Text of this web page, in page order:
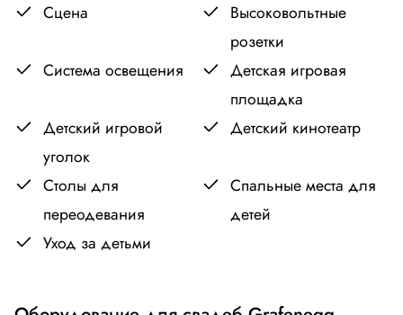
Сцена
Высоковольтные
розетки
Система освещения
Детская игровая
площадка
Детский игровой
уголок
Детский кинотеатр
Столы для
переодевания
Спальные места для
детей
Уход за детьми